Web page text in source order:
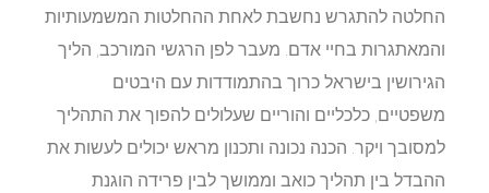
החלטה להתגרש נחשבת לאחת ההחלטות המשמעותיות
והמאתגרות בחיי אדם. מעבר לפן הרגשי המורכב, הליך
הגירושין בישראל כרוך בהתמודדות עם היבטים
משפטיים, כלכליים והוריים שעלולים להפוך את התהליך
למסובך ויקר. הכנה נכונה ותכנון מראש יכולים לעשות את
ההבדל בין תהליך כואב וממושך לבין פרידה הוגנת